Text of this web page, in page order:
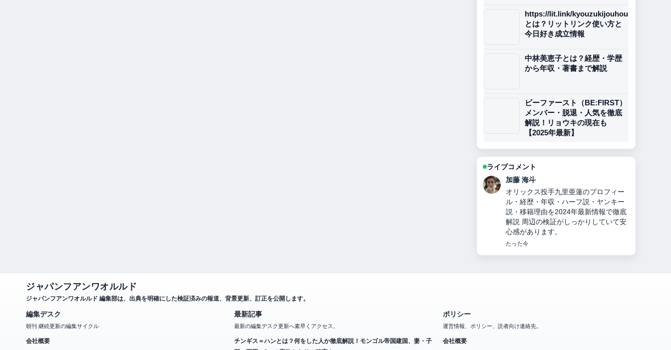
https://lit.link/kyouzukijouhou
とは？リットリンク使い方と
今日好き成立情報
中林美恵子とは？経歴・学歴
から年収・著書まで解説
ビーファースト（BE:FIRST）
メンバー・脱退・人気を徹底
解説！リョウキの現在も
【2025年最新】
ライブコメント
高橋 蓮
【2026年】大友愛の現在の夫秋本啓
之、離婚理由、子供の難病、娘の苗字
違いを家族構成も含め徹底解説！ の整
理がとても分かりやすいです。今日の
中でも特に読みやすいです。
3 分前
ジャパンフアンワオルルド
ジャパンフアンワオルルド 編集部は、出典を明確にした検証済みの報道、背景更新、訂正を公開します。
編集デスク
朝刊 継続更新の編集サイクル
会社概要
最新記事
最新の編集デスク更新へ素早くアクセス。
チンギス＝ハンとは？何をした人か徹底解説！モンゴル帝国建国、妻・子
ポリシー
運営情報、ポリシー、読者向け連絡先。
会社概要